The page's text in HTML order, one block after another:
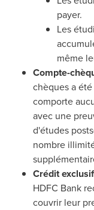
payer.
Les
même
Compte-
chèques a
comporte
avec une
d'études
nombre
Crédit
HDFC Bank
couvrir leur